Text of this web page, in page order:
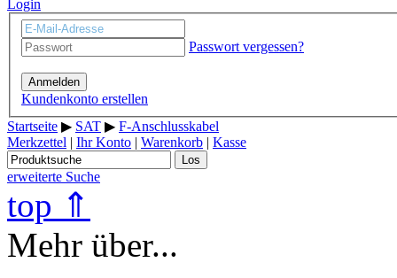
Login
Passwort vergessen?
Anmelden
Kundenkonto erstellen
Startseite ▶ SAT ▶ F-Anschlusskabel
Merkzettel | Ihr Konto | Warenkorb | Kasse
Los
erweiterte Suche
top ⇑
Mehr über...